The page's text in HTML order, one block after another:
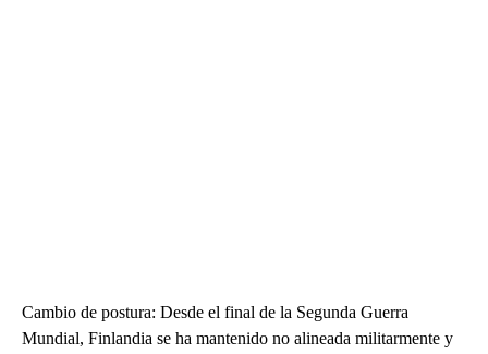
Cambio de postura: Desde el final de la Segunda Guerra
Mundial, Finlandia se ha mantenido no alineada militarmente y